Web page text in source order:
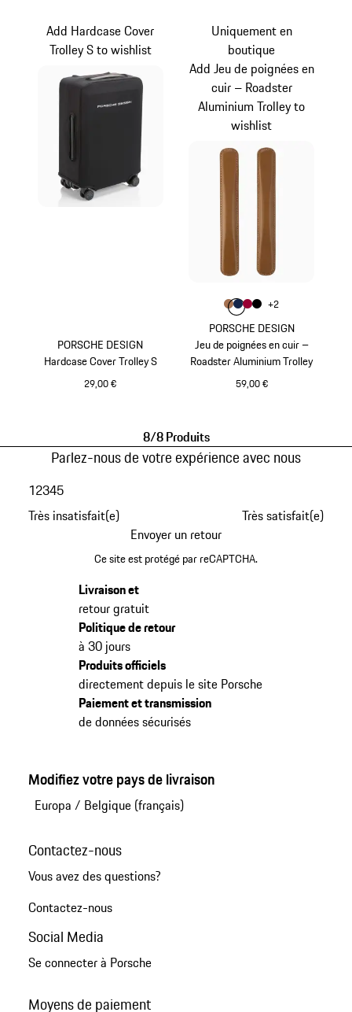
PORSCHE DESIGN
Hardcase Cover Trolley S
29,00 €
Add Hardcase Cover
Trolley S to wishlist
PORSCHE DESIGN
Jeu de poignées en cuir –
Roadster Aluminium Trolley
59,00 €
Uniquement en
boutique
Add Jeu de poignées en
cuir – Roadster
Aluminium Trolley to
wishlist
Couleur
Couleur Cognac
CouleurBleu Foncé
Couleur
Couleur
+2
8/8 Produits
Parlez-nous de votre expérience avec nous
Très insatisfait(e)
12345
Très satisfait(e)
Envoyer un retour
Ce site est protégé par reCAPTCHA.
Livraison et
retour gratuit
Politique de retour
à 30 jours
Produits officiels
directement depuis le site Porsche
Paiement et transmission
de données sécurisés
Modifiez votre pays de livraison
Europa / Belgique (français)
Contactez-nous
Vous avez des questions?
Contactez-nous
Social Media
Se connecter à Porsche
Moyens de paiement